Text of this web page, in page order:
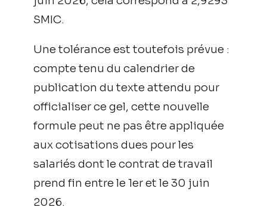
SMIC.
Une tolérance est toutefois prévue :
compte tenu du calendrier de
publication du texte attendu pour
officialiser ce gel, cette nouvelle
formule peut ne pas être appliquée
aux cotisations dues pour les
salariés dont le contrat de travail
prend fin entre le 1er et le 30 juin
2026.